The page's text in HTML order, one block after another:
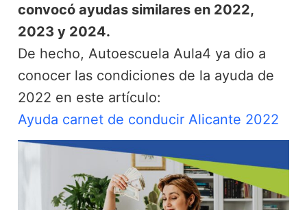
convocó ayudas similares en 2022,
2023 y 2024.
De hecho, Autoescuela Aula4 ya dio a
conocer las condiciones de la ayuda de
2022 en este artículo:
Ayuda carnet de conducir Alicante 2022